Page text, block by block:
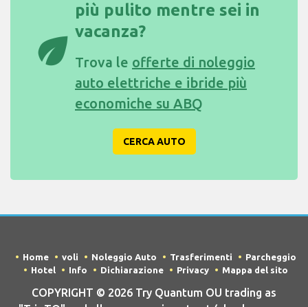
eco
più pulito mentre sei in
vacanza?
Trova le offerte di noleggio
auto elettriche e ibride più
economiche su ABQ
CERCA AUTO
Home voli Noleggio Auto Trasferimenti
Parcheggio
Hotel
Info Dichiarazione Privacy Mappa del sito
COPYRIGHT © 2026 Try Quantum OU trading as